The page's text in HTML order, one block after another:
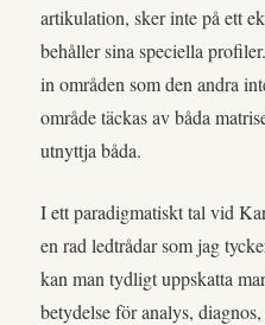
artikulation, sker inte på ett
behåller sina speciella
in områden som den andra
område täckas av båda
utnyttja båda.
I ett paradigmatiskt tal vid
en rad ledtrådar som jag
kan man tydligt uppskatta
betydelse för analys,